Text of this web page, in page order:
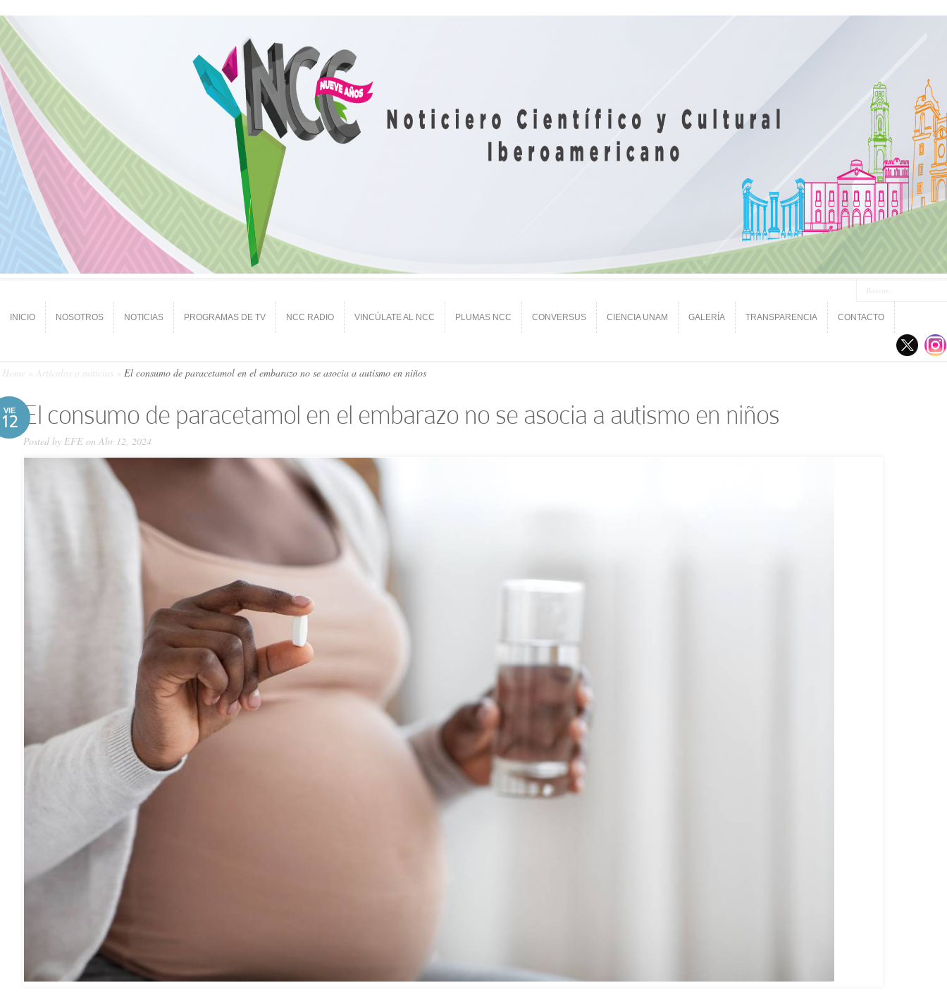
INICIO NOSOTROS NOTICIAS PROGRAMAS DE TV NCC RADIO VINCÚLATE AL NCC PLUMAS NCC CONVERSUS CIENCIA UNAM GALERÍA TRANSPARENCIA CONTACTO
Home Artículos o noticias El consumo de paracetamol en el embarazo no se asocia a autismo en niños
VIE
12 El consumo de paracetamol en el embarazo no se asocia a autismo en niños
Posted by EFE on Abr 12, 2024